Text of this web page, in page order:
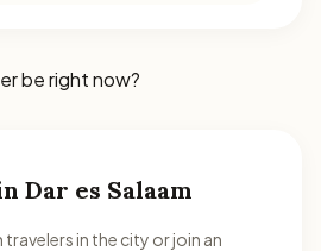
be right now?
Dar es Salaam
travelers in the city or join an